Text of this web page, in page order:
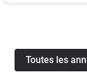
Toutes les